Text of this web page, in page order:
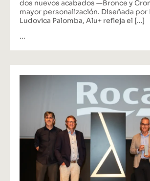
dos nuevos acabados —Bronce y
mayor personalización. Diseñada por
Ludovica Palomba, Alu+ refleja el […]
...